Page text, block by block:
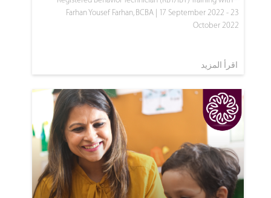
Farhan Yousef Farhan, BCBA |
17 September 2022 - 23
October 2022
اقرأ المزيد